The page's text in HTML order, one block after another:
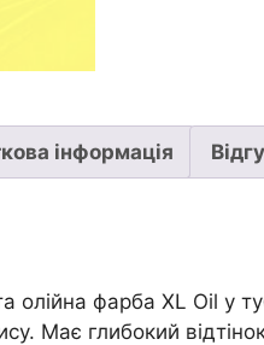
інформація
олійна фарба XL Oil у
Має глибокий